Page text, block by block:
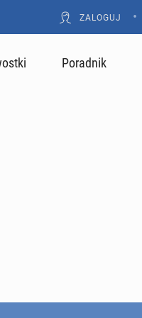
ZALOGUJ •
Poradnik